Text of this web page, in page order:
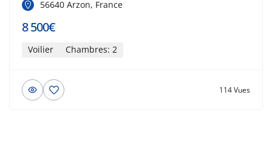
56640 Arzon, France
8 500€
Voilier Chambres: 2
114 Vues